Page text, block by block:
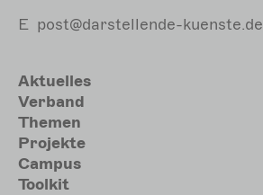
E post@darstellende-kuenste.de
Hauptnavigation
Aktuelles
Verband
Themen
Projekte
Campus
Toolkit